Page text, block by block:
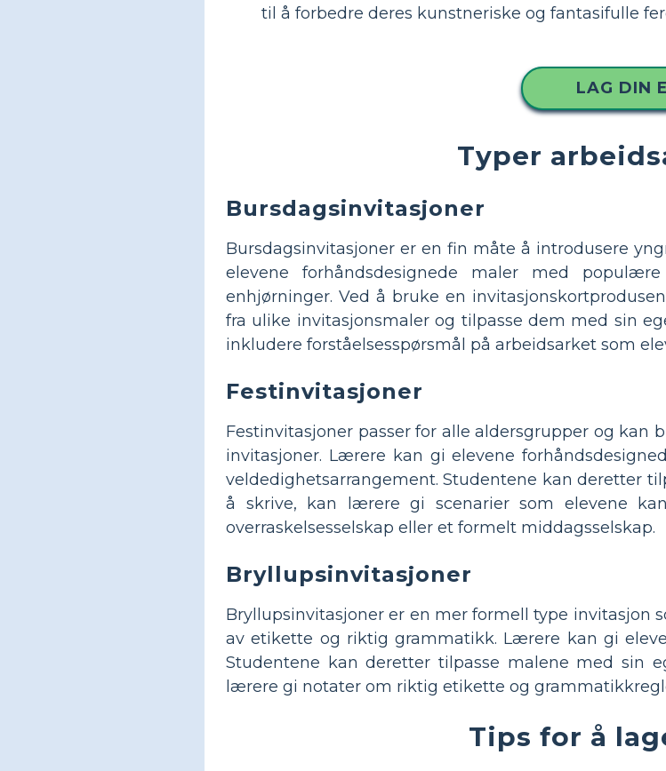
til å forbedre deres kunstneriske og fantasifulle
LAG DIN
Typer
Bursdagsinvitasjoner
Bursdagsinvitasjoner er en fin måte å introdusere
elevene forhåndsdesignede maler med
enhjørninger. Ved å bruke en
fra ulike invitasjonsmaler og tilpasse dem med sin
inkludere forståelsesspørsmål på arbeidsarket som
Festinvitasjoner
Festinvitasjoner passer for alle aldersgrupper og
invitasjoner. Lærere kan gi elevene
veldedighetsarrangement. Studentene kan deretter
å skrive, kan lærere gi scenarier som elevene
overraskelsesselskap eller et formelt middagsselskap.
Bryllupsinvitasjoner
Bryllupsinvitasjoner er en mer formell type
av etikette og riktig grammatikk. Lærere kan gi
Studentene kan deretter tilpasse malene med sin
lærere gi notater om riktig etikette og
Tips for å